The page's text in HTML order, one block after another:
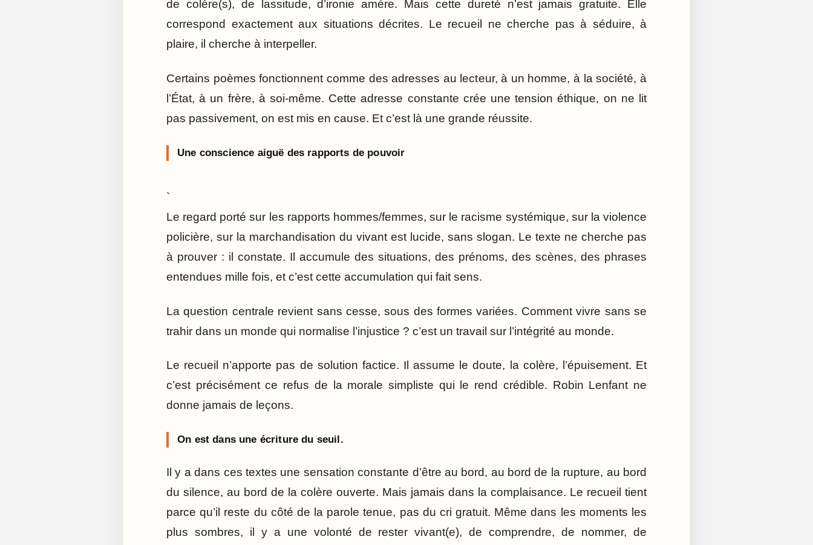
de colère(s), de lassitude, d’ironie amère. Mais cette dureté n’est jamais gratuite. Elle
correspond exactement aux situations décrites. Le recueil ne cherche pas à séduire, à
plaire, il cherche à interpeller.
Certains poèmes fonctionnent comme des adresses au lecteur, à un homme, à la société, à
l’État, à un frère, à soi-même. Cette adresse constante crée une tension éthique, on ne lit
pas passivement, on est mis en cause. Et c’est là une grande réussite.
Une conscience aiguë des rapports de pouvoir
`
Le regard porté sur les rapports hommes/femmes, sur le racisme systémique, sur la violence
policière, sur la marchandisation du vivant est lucide, sans slogan. Le texte ne cherche pas
à prouver : il constate. Il accumule des situations, des prénoms, des scènes, des phrases
entendues mille fois, et c’est cette accumulation qui fait sens.
La question centrale revient sans cesse, sous des formes variées. Comment vivre sans se
trahir dans un monde qui normalise l’injustice ? c’est un travail sur l’intégrité au monde.
Le recueil n’apporte pas de solution factice. Il assume le doute, la colère, l’épuisement. Et
c’est précisément ce refus de la morale simpliste qui le rend crédible. Robin Lenfant ne
donne jamais de leçons.
On est dans une écriture du seuil.
Il y a dans ces textes une sensation constante d’être au bord, au bord de la rupture, au bord
du silence, au bord de la colère ouverte. Mais jamais dans la complaisance. Le recueil tient
parce qu’il reste du côté de la parole tenue, pas du cri gratuit. Même dans les moments les
plus sombres, il y a une volonté de rester vivant(e), de comprendre, de nommer, de